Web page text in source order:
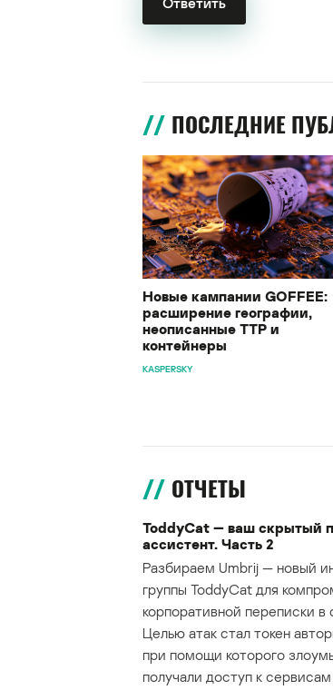
ПОСЛЕДНИЕ
Новые кампании GOFFEE:
расширение географии,
неописанные TTP и
контейнеры
KASPERSKY
ОТЧЕТЫ
ToddyCat — ваш скрытый
ассистент. Часть 2
Разбираем Umbrij — новый
группы ToddyCat для
корпоративной переписки в
Целью атак стал токен
при помощи которого
получали доступ к